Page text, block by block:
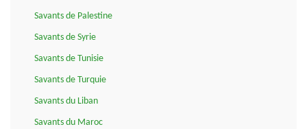
Savants de Palestine
Savants de Syrie
Savants de Tunisie
Savants de Turquie
Savants du Liban
Savants du Maroc